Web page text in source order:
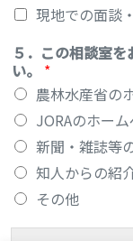
現地での面談
５．この相談室
い。 *
農林水産省の
JORAのホー
新聞・雑誌等
知人からの紹
その他